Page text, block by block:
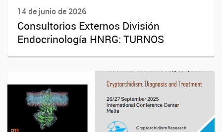
14 de junio de 2026
Consultorios Externos División
Endocrinología HNRG: TURNOS